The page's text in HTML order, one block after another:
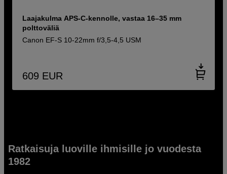
Laajakulma APS-C-kennolle, vastaa 16–35 mm
polttoväliä
Canon EF-S 10-22mm f/3,5-4,5 USM
609 EUR
Ratkaisuja luoville ihmisille jo vuodesta
1982